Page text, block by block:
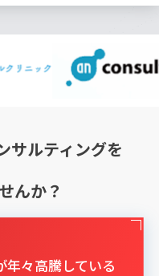
サルティングを
んか？
々高騰している